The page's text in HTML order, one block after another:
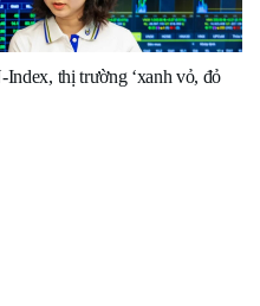
thị trường ‘xanh vỏ, đỏ